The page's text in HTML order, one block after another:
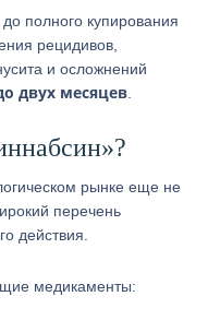
полного купирования
рецидивов,
и осложнений
двух месяцев
рынке еще не
перечень
действия.
медикаменты: